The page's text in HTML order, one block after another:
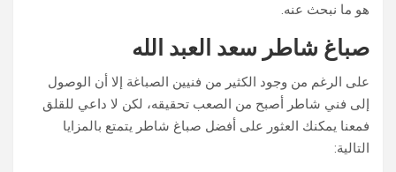
هو ما نبحث عنه.
صباغ شاطر سعد العبد الله
على الرغم من وجود الكثير من فنيين الصباغة إلا أن الوصول
إلى فني شاطر أصبح من الصعب تحقيقه، لكن لا داعي للقلق
فمعنا يمكنك العثور على أفضل صباغ شاطر يتمتع بالمزايا
التالية: